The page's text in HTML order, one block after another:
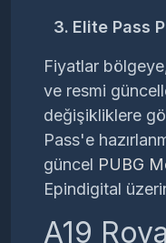
Elite Pass
Fiyatlar
ve resmi
değişikliklere
Pass'e
güncel PUBG
Epindigital
A19